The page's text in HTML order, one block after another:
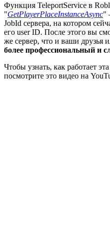
Функция TeleportService в
"GetPlayerPlaceInstanceAsync"
JobId сервера, на котором
его user ID. После этого вы
же сервер, что и ваши друзья
более профессиональный и
Чтобы узнать, как работает
посмотрите это видео на